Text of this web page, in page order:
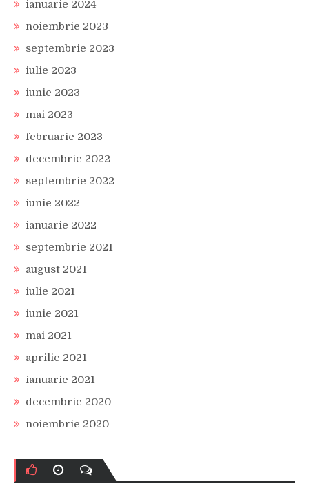
ianuarie 2024
noiembrie 2023
septembrie 2023
iulie 2023
iunie 2023
mai 2023
februarie 2023
decembrie 2022
septembrie 2022
iunie 2022
ianuarie 2022
septembrie 2021
august 2021
iulie 2021
iunie 2021
mai 2021
aprilie 2021
ianuarie 2021
decembrie 2020
noiembrie 2020